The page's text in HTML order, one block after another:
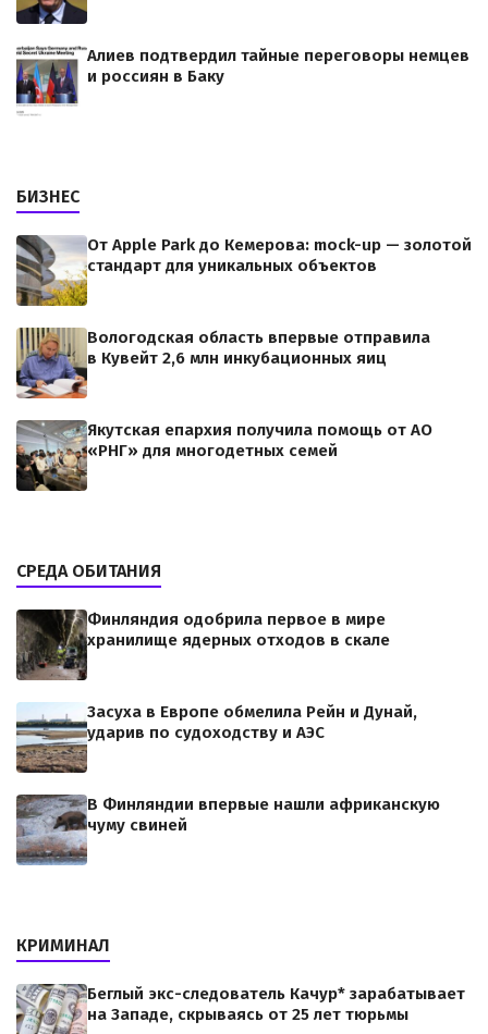
Алиев подтвердил тайные переговоры немцев
и россиян в Баку
БИЗНЕС
От Apple Park до Кемерова: mock-up — золотой
стандарт для уникальных объектов
Вологодская область впервые отправила
в Кувейт 2,6 млн инкубационных яиц
Якутская епархия получила помощь от АО
«РНГ» для многодетных семей
СРЕДА ОБИТАНИЯ
Финляндия одобрила первое в мире
хранилище ядерных отходов в скале
Засуха в Европе обмелила Рейн и Дунай,
ударив по судоходству и АЭС
В Финляндии впервые нашли африканскую
чуму свиней
КРИМИНАЛ
Беглый экс-следователь Качур* зарабатывает
на Западе, скрываясь от 25 лет тюрьмы